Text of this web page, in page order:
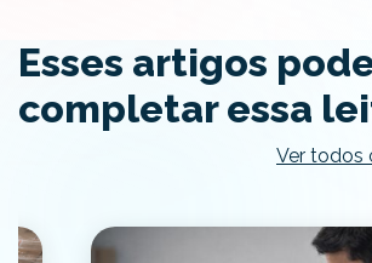
Esses artigos
completar essa
Ver todos